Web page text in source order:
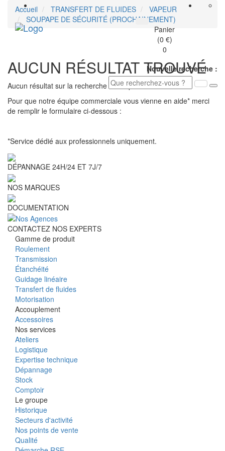
Panier
(0 €)
0
Nouvelle recherche :
Accueil TRANSFERT DE FLUIDES
VAPEUR
SOUPAPE DE SÉCURITÉ (PROCHAINEMENT)
AUCUN RÉSULTAT TROUVÉ
Aucun résultat sur la recherche de ce produit.
Pour que notre équipe commerciale vous vienne en aide* merci
de remplir le formulaire ci-dessous :
*Service dédié aux professionnels uniquement.
DÉPANNAGE 24H/24 ET 7J/7
NOS MARQUES
DOCUMENTATION
CONTACTEZ NOS EXPERTS
Gamme de produit
Roulement
Transmission
Étanchéité
Guidage linéaire
Transfert de fluides
Motorisation
Accouplement
Accessoires
Nos services
Ateliers
Logistique
Expertise technique
Dépannage
Stock
Comptoir
Le groupe
Historique
Secteurs d'activité
Nos points de vente
Qualité